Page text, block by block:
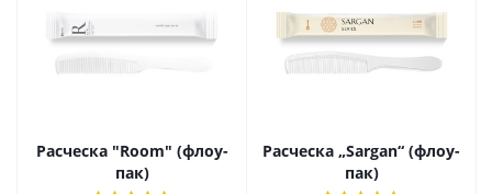
Расческа "Room" (флоу-
пак)
Расческа „Sargan“ (флоу-
пак)